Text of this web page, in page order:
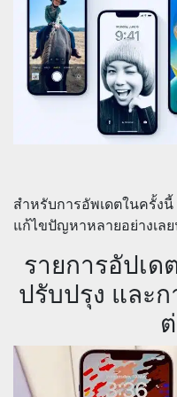
สำหรับการอัพเดตในครั้ง
แก้ไขปัญหาหลายอย่างเล
รายการอัปเด
ปรับปรุง และ